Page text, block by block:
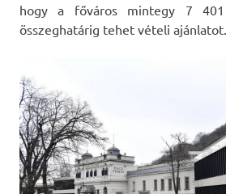
hogy a főváros mintegy 7
összeghatárig tehet vételi ajánlatot.